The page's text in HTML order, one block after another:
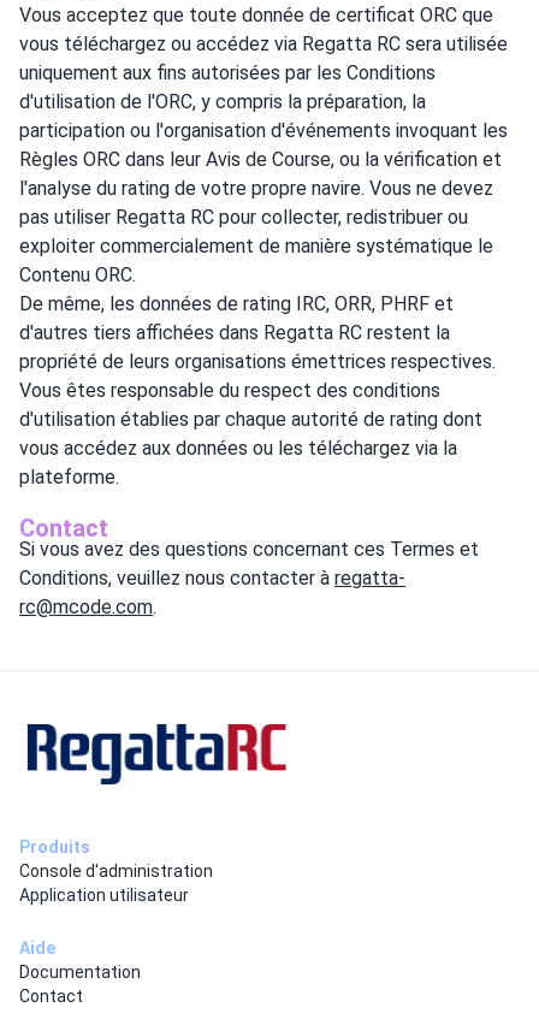
Vous acceptez que toute donnée de certificat ORC que
vous téléchargez ou accédez via Regatta RC sera utilisée
uniquement aux fins autorisées par les Conditions
d'utilisation de l'ORC, y compris la préparation, la
participation ou l'organisation d'événements invoquant les
Règles ORC dans leur Avis de Course, ou la vérification et
l'analyse du rating de votre propre navire. Vous ne devez
pas utiliser Regatta RC pour collecter, redistribuer ou
exploiter commercialement de manière systématique le
Contenu ORC.
De même, les données de rating IRC, ORR, PHRF et
d'autres tiers affichées dans Regatta RC restent la
propriété de leurs organisations émettrices respectives.
Vous êtes responsable du respect des conditions
d'utilisation établies par chaque autorité de rating dont
vous accédez aux données ou les téléchargez via la
plateforme.
Contact
Si vous avez des questions concernant ces Termes et
Conditions, veuillez nous contacter à regatta-
rc@mcode.com.
Produits
Console d'administration
Application utilisateur
Aide
Documentation
Contact